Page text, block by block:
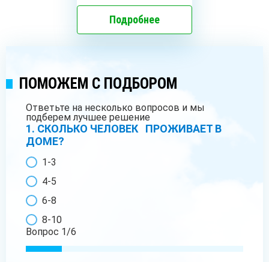
Подробнее
ПОМОЖЕМ С ПОДБОРОМ
Ответьте на несколько вопросов и мы
подберем лучшее решение
1. СКОЛЬКО ЧЕЛОВЕК ПРОЖИВАЕТ В
ДОМЕ?
1-3
4-5
6-8
8-10
Вопрос 1/6